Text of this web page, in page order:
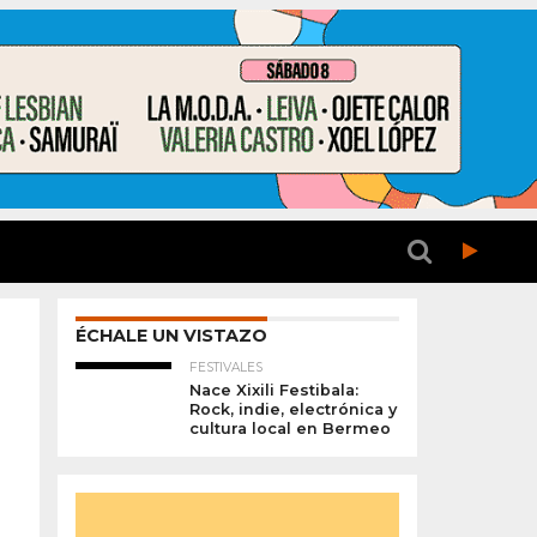
ÉCHALE UN VISTAZO
FESTIVALES
Nace Xixili Festibala:
Rock, indie, electrónica y
cultura local en Bermeo